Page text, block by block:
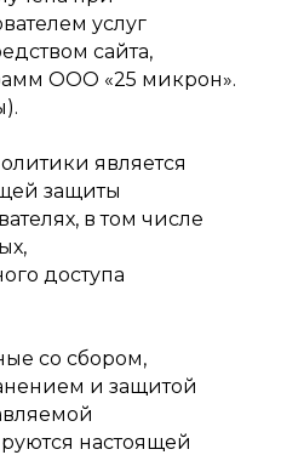
услуг
сайта,
ООО «25 микрон».
является
защиты
в том числе
доступа
со сбором,
и защитой
настоящей